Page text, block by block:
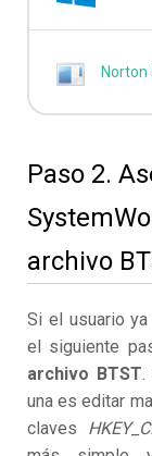
Norton
Paso 2.
archivo
Si el usuario
el siguiente
archivo BTST.
una es editar
claves